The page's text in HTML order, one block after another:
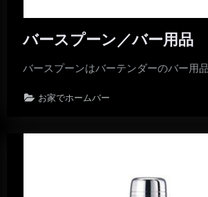
バースプーン／バー用品
バースプーンはバーテンダーのバー用品
お家でホームバー